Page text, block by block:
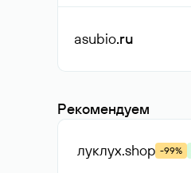
asubio.ru
Рекомендуем
луклух.shop -99%